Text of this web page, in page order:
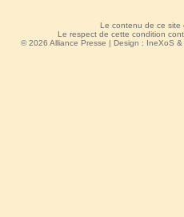
Le contenu de ce site
Le respect de cette condition
© 2026 Alliance Presse | Design : IneXoS &